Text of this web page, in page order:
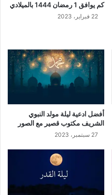
كم يوافق 1 رمضان 1444 بالميلادي
22 فبراير، 2023
أفضل ادعية ليلة مولد النبوي
الشريف مكتوب قصير مع الصور
27 سبتمبر، 2023